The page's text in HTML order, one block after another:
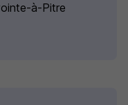
à-Pitre